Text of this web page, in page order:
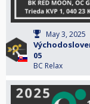
May 3, 2025
05
BC Relax